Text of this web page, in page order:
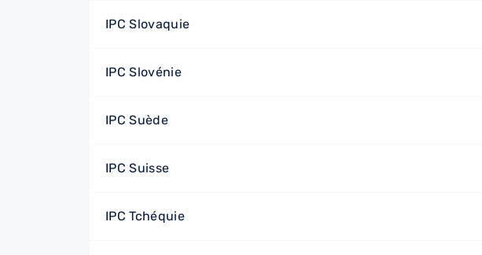
IPC Slovaquie
IPC Slovénie
IPC Suède
IPC Suisse
IPC Tchéquie